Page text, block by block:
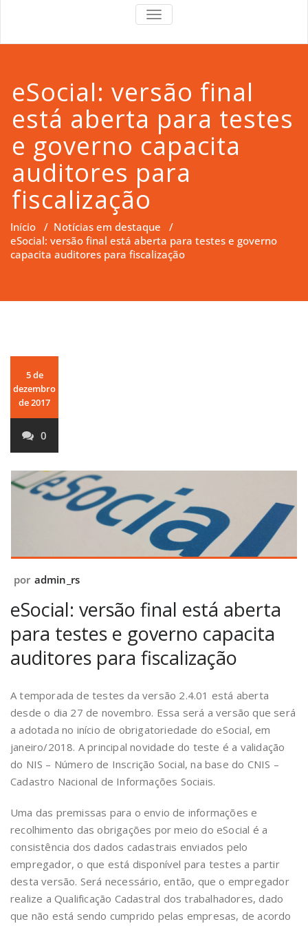
Support
TOGGLE
NAVIGATION
eSocial: versão final
está aberta para testes
e governo capacita
auditores para
fiscalização
Início / Notícias em destaque /
eSocial: versão final está aberta para testes e governo
capacita auditores para fiscalização
5 de
dezembro
de 2017
0
por admin_rs
eSocial: versão final está aberta
para testes e governo capacita
auditores para fiscalização
A temporada de testes da versão 2.4.01 está aberta
desde o dia 27 de novembro. Essa será a versão que será
a adotada no início de obrigatoriedade do eSocial, em
janeiro/2018. A principal novidade do teste é a validação
do NIS – Número de Inscrição Social, na base do CNIS –
Cadastro Nacional de Informações Sociais.
Uma das premissas para o envio de informações e
recolhimento das obrigações por meio do eSocial é a
consistência dos dados cadastrais enviados pelo
empregador, o que está disponível para testes a partir
desta versão. Será necessário, então, que o empregador
realize a Qualificação Cadastral dos trabalhadores, dado
que não está sendo cumprido pelas empresas, de acordo